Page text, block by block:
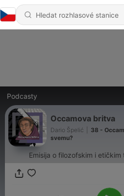
Podcasty
Occamova britva
Dario Špelić
38 -
svemu?
Emisija o filozofskim i etičkim